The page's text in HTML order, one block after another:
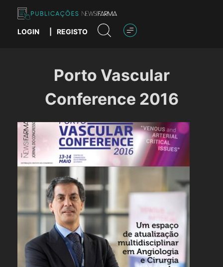
content
Publicações News Farma
LOGIN REGISTO
Porto Vascular
Conference 2016